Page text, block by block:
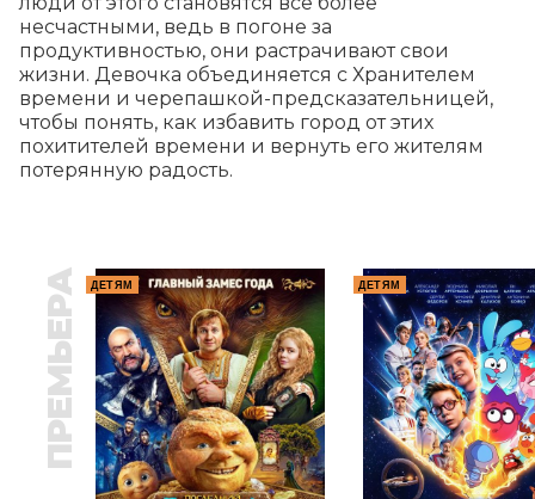
несчастными, ведь в погоне за
продуктивностью, они растрачивают свои
жизни. Девочка объединяется с Хранителем
времени и черепашкой-предсказательницей,
чтобы понять, как избавить город от этих
похитителей времени и вернуть его жителям
потерянную радость.
ПРЕМЬЕРА ДЕТЯМ ДЕТЯМ